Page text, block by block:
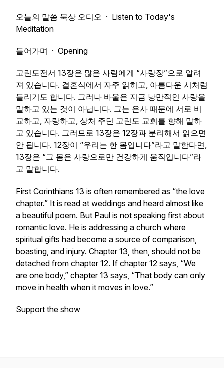
오늘의 말씀 묵상 오디오 · Listen to Today's
Meditation
들어가며 · Opening
고린도전서 13장은 많은 사람에게 “사랑장”으로 알려
져 있습니다. 결혼식에서 자주 읽히고, 아름다운 시처럼
들리기도 합니다. 그러나 바울은 지금 낭만적인 사랑을
말하고 있는 것이 아닙니다. 그는 은사 때문에 서로 비
교하고, 자랑하고, 상처 주던 고린도 교회를 향해 말하
고 있습니다. 그러므로 13장은 12장과 분리해서 읽으면
안 됩니다. 12장이 “우리는 한 몸입니다”라고 말한다면,
13장은 “그 몸은 사랑으로만 건강하게 움직입니다”라
고 말합니다.
First Corinthians 13 is often remembered as “the love
chapter.” It is read at weddings and heard almost like
a beautiful poem. But Paul is not speaking first about
romantic love. He is addressing a church where
spiritual gifts had become a source of comparison,
boasting, and injury. Chapter 13, then, should not be
detached from chapter 12. If chapter 12 says, “We
are one body,” chapter 13 says, “That body can only
move in health when it moves in love.”
Support the show